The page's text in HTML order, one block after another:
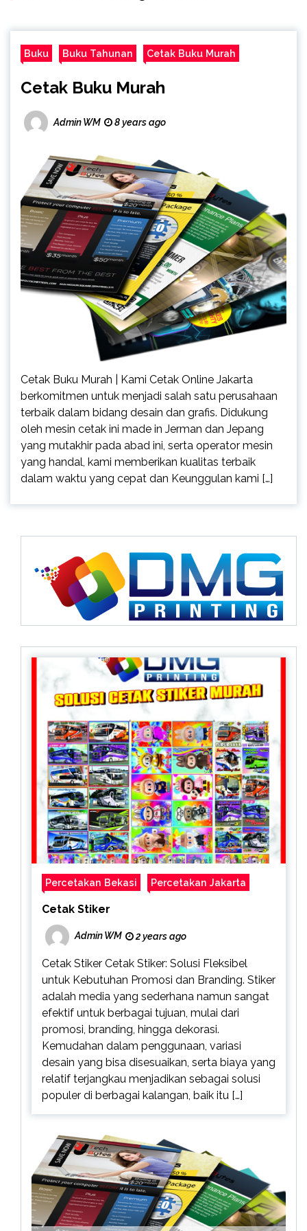
Buku Buku Tahunan Cetak Buku Murah
Cetak Buku Murah
Admin WM 8 years ago
Cetak Buku Murah | Kami Cetak Online Jakarta
berkomitmen untuk menjadi salah satu perusahaan
terbaik dalam bidang desain dan grafis. Didukung
oleh mesin cetak ini made in Jerman dan Jepang
yang mutakhir pada abad ini, serta operator mesin
yang handal, kami memberikan kualitas terbaik
dalam waktu yang cepat dan Keunggulan kami […]
Percetakan Bekasi Percetakan Jakarta
Cetak Stiker
Admin WM 2 years ago
Cetak Stiker Cetak Stiker: Solusi Fleksibel
untuk Kebutuhan Promosi dan Branding. Stiker
adalah media yang sederhana namun sangat
efektif untuk berbagai tujuan, mulai dari
promosi, branding, hingga dekorasi.
Kemudahan dalam penggunaan, variasi
desain yang bisa disesuaikan, serta biaya yang
relatif terjangkau menjadikan sebagai solusi
populer di berbagai kalangan, baik itu […]